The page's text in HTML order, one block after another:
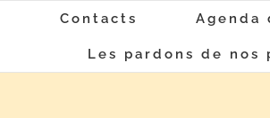
Contacts Agenda
Les pardons de nos